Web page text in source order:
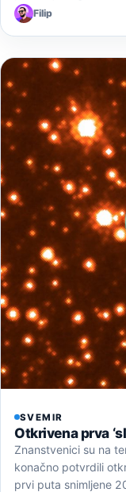
Filip
SVEMIR
Otkrivena prva
Znanstvenici su na
konačno potvrdili
prvi puta snimljene